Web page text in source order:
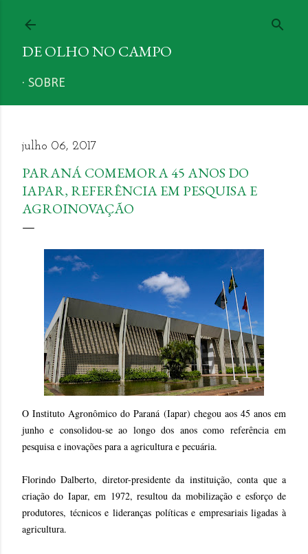
DE OLHO NO CAMPO
SOBRE
julho 06, 2017
PARANÁ COMEMORA 45 ANOS DO
IAPAR, REFERÊNCIA EM PESQUISA E
AGROINOVAÇÃO
O Instituto Agronômico do Paraná (Iapar) chegou aos 45 anos em
junho e consolidou-se ao longo dos anos como referência em
pesquisa e inovações para a agricultura e pecuária.
Florindo Dalberto, diretor-presidente da instituição, conta que a
criação do Iapar, em 1972, resultou da mobilização e esforço de
produtores, técnicos e lideranças políticas e empresariais ligadas à
agricultura.